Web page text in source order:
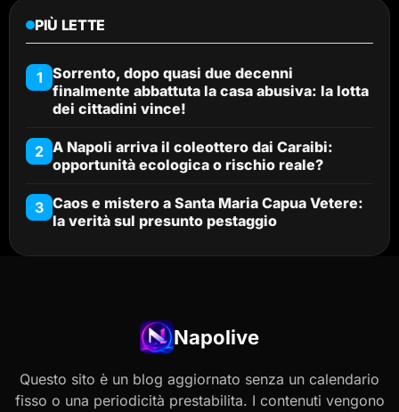
PIÙ LETTE
1 Sorrento, dopo quasi due decenni
finalmente abbattuta la casa abusiva: la lotta
dei cittadini vince!
2 A Napoli arriva il coleottero dai Caraibi:
opportunità ecologica o rischio reale?
3 Caos e mistero a Santa Maria Capua Vetere:
la verità sul presunto pestaggio
Napolive
Questo sito è un blog aggiornato senza un calendario
fisso o una periodicità prestabilita. I contenuti vengono